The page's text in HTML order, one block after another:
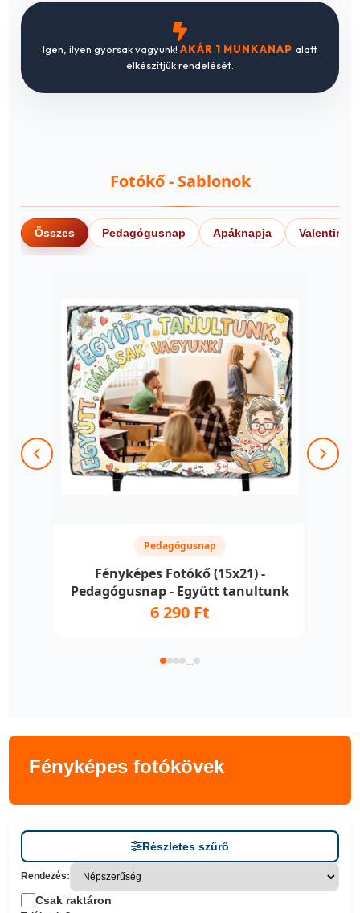
Igen, ilyen gyorsak vagyunk! AKÁR 1 MUNKANAP alatt
elkészítjük rendelését.
Fotókő - Sablonok
Összes Pedagógusnap Apáknapja Valentin
Pedagógusnap
Fényképes Fotókő (15x21) -
Pedagógusnap - Együtt tanultunk
6 290 Ft
Fényképes fotókövek
Részletes szűrő
Rendezés:
Csak raktáron